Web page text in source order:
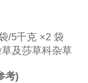
/5千克 ×2 袋
及莎草科杂草
考)